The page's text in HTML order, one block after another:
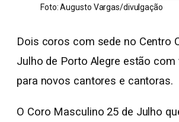
Foto: Augusto Vargas/divulgação
Dois coros com sede no Centro
Julho de Porto Alegre estão com
para novos cantores e cantoras.
O Coro Masculino 25 de Julho